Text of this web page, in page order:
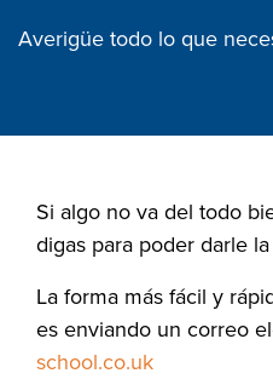
Averigüe todo lo que
Si algo no va del todo
digas para poder darle
La forma más fácil y
es enviando un correo
school.co.uk